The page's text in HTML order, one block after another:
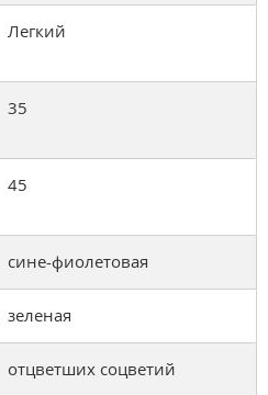
Легкий
35
45
сине-фиолетовая
зеленая
отцветших соцветий